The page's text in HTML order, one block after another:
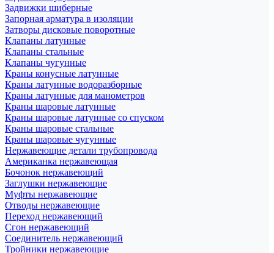
Задвижки шиберные
Запорная арматура в изоляции
Затворы дисковые поворотные
Клапаны латунные
Клапаны стальные
Клапаны чугунные
Краны конусные латунные
Краны латунные водоразборные
Краны латунные для манометров
Краны шаровые латунные
Краны шаровые латунные со спуском
Краны шаровые стальные
Краны шаровые чугунные
Нержавеющие детали трубопровода
Американка нержавеющая
Бочонок нержавеющий
Заглушки нержавеющие
Муфты нержавеющие
Отводы нержавеющие
Переход нержавеющий
Сгон нержавеющий
Соединитель нержавеющий
Тройники нержавеющие